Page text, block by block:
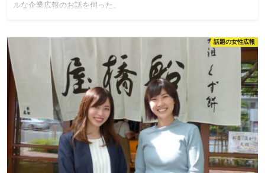
ルな企業広報のお話を伺った。
話題の女性広報